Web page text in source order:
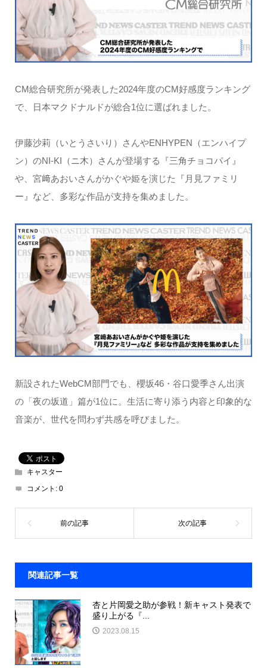
CM総合研究所が発表した2024年度のCM好感度ランキング
で、日本マクドナルドが総合1位に選ばれました。
伊藤沙莉（いとうさいり）さんやENHYPEN（エンハイプ
ン）のNI-KI（ニ木）さんが登場する『三角チョコパイ』
や、宮﨑あおいさんがかぐや姫を演じた『月見ファミリ
ー』など、多彩な作品が支持を集めました。
新設されたWebCM部門でも、櫻坂46・谷口愛季さん出演
の「夜の坂道」篇が1位に。生活に寄り添う内容と印象的な
音楽が、世代を問わず共感を呼びました。
キャスター
コメント: 0
関連記事一覧
杏と片岡愛之助が参戦！新キャスト発表で
盛り上がる『...
2023.08.15